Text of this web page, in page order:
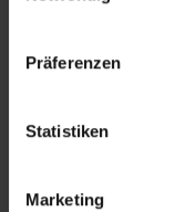
Präferenzen
Statistiken
Marketing